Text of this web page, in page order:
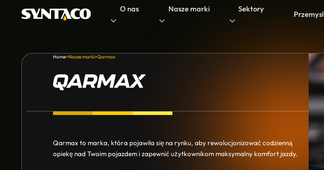
O nas Nasze marki Sektory
Przemysł
Home>Nasze marki>Qarmax
Qarmax to marka, która pojawiła się na rynku, aby rewolucjonizować codzienną
opiekę nad Twoim pojazdem i zapewnić użytkownikom maksymalny komfort jazdy.